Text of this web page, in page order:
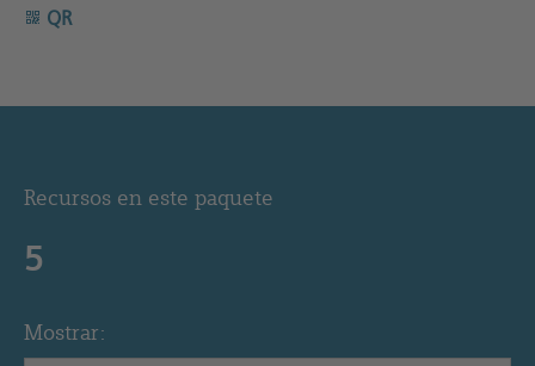
QR
Recursos en este paquete
5
Mostrar: